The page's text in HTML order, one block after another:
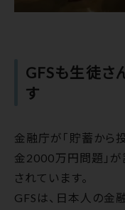
GFSも生徒さ
す
金融庁が「貯蓄から
金2000万円問題」
されています。
GFSは、日本人の金